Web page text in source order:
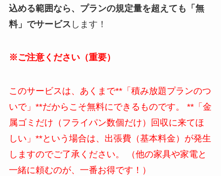
込める範囲なら、プランの規定量を超えても「無
料」でサービス します！
※ご注意ください（重要）
このサービスは、あくまで**「積み放題プランのつ
いで」**だからこそ無料にできるものです。 **「金
属ゴミだけ（フライパン数個だけ）回収に来てほ
しい」**という場合は、出張費（基本料金）が発生
しますのでご了承ください。 （他の家具や家電と
一緒に頼むのが、一番お得です！）